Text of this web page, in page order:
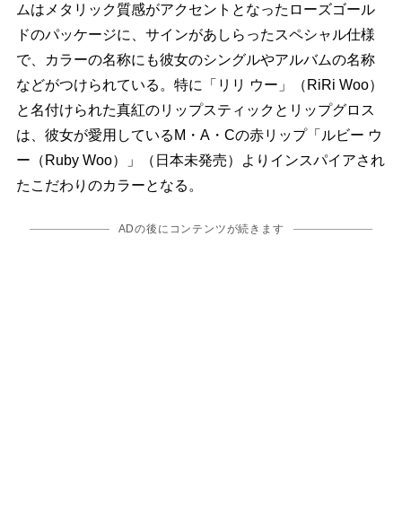
ムはメタリック質感がアクセントとなったローズゴール
ドのパッケージに、サインがあしらったスペシャル仕様
で、カラーの名称にも彼女のシングルやアルバムの名称
などがつけられている。特に「リリ ウー」（RiRi Woo）
と名付けられた真紅のリップスティックとリップグロス
は、彼女が愛用しているM・A・Cの赤リップ「ルビー ウ
ー（Ruby Woo）」（日本未発売）よりインスパイアされ
たこだわりのカラーとなる。
ADの後にコンテンツが続きます